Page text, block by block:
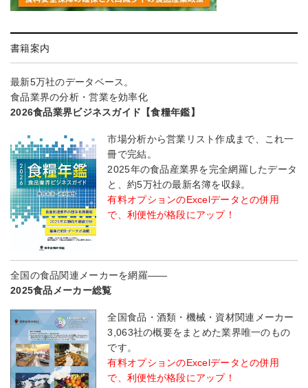
書籍案内
最新5万社のデータベース。
食品業界の分析・営業を効率化
2026食品業界ビジネスガイド【食糧年鑑】
市場分析から営業リスト作成まで、これ一
冊で完結。
2025年の食品産業界を完全網羅したデータ
と、約5万社の最新名簿を収録。
有料オプションのExcelデータとの併用
で、利便性が格段にアップ！
全国の食品関連メーカーを網羅――
2025食品メーカー総覧
全国食品・酒類・機械・資材関連メーカー
3,063社の概要をまとめた業界唯一のもの
です。
有料オプションのExcelデータとの併用
で、利便性が格段にアップ！